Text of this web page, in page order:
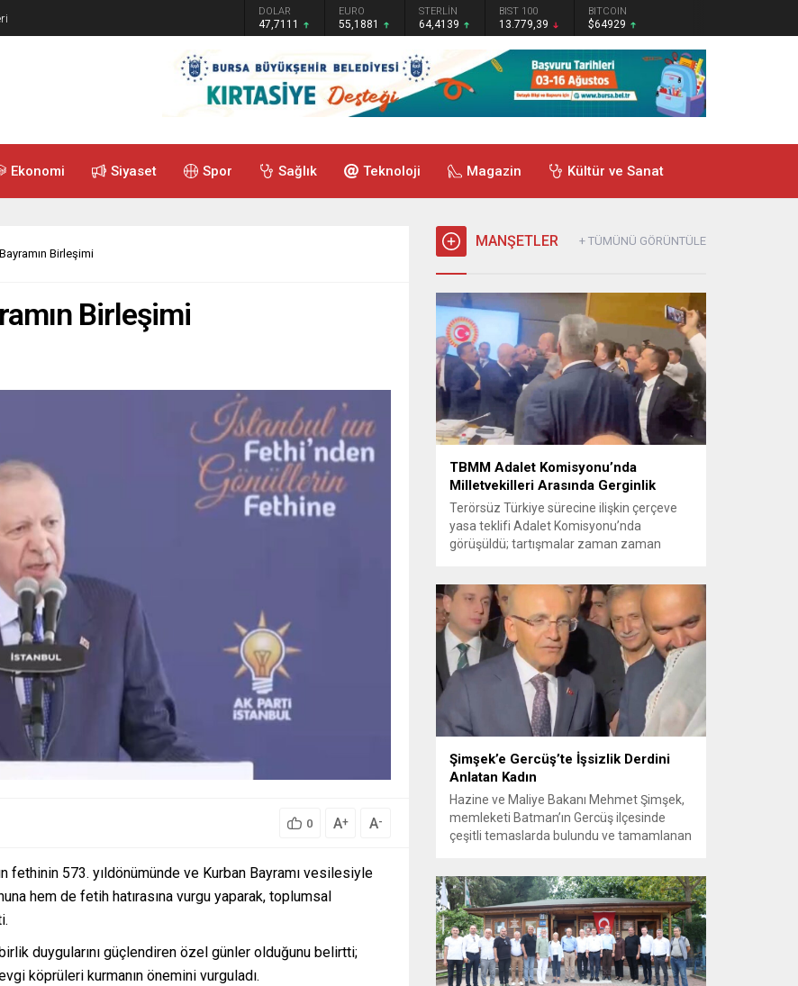
DOLAR
47,7111
EURO
55,1881
STERLİN
64,4139
BIST 100
13.779,39
BITCOIN
$64929
Ekonomi Siyaset Spor Sağlık Teknoloji Magazin Kültür ve Sanat
Birleşimi
Birleşimi
0 A+ A-
fethinin 573. yıldönümünde ve Kurban Bayramı vesilesiyle
hem de fetih hatırasına vurgu yaparak, toplumsal
duygularını güçlendiren özel günler olduğunu belirtti;
köprüleri kurmanın önemini vurguladı.
MANŞETLER + TÜMÜNÜ GÖRÜNTÜLE
TBMM Adalet Komisyonu’nda
Milletvekilleri Arasında Gerginlik
Terörsüz Türkiye sürecine ilişkin çerçeve
yasa teklifi Adalet Komisyonu’nda
görüşüldü; tartışmalar zaman zaman
milletvekilleri arasında sözlü gerilim
yaşandı, daha sonra fiziksel arbede çıktı.
Görüşme sırasında İyi Parti ile MHP
milletvekilleri arasında söz düellosu
başladı; taraflar birbirlerini sert ifadelerle
eleştirdi. Tartışma...
Şimşek’e Gercüş’te İşsizlik Derdini
Anlatan Kadın
Hazine ve Maliye Bakanı Mehmet Şimşek,
memleketi Batman’ın Gercüş ilçesinde
çeşitli temaslarda bulundu ve tamamlanan
esnada bir yaşlı kadının çocuklarının
işsizliğine dair yakınmasını dinledi. Kadının
dertlerini Kürtçe olarak doğrudan Bakan
Şimşek’e aktarması, orada bulunanların
ilgisini çekti. Şimşek ise samimi bir...